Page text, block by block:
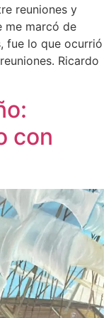
reuniones y
me marcó de
fue lo que ocurrió
Ricardo
con